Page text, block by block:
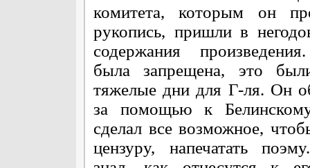
комитета, которым он
рукопись, пришли в
содержания
была запрещена, это
тяжелые дни для Г-ля. Он
за помощью к
сделал все возможное,
цензуру, напечатать